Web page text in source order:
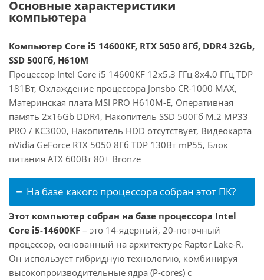
Основные характеристики
компьютера
Компьютер Core i5 14600KF, RTX 5050 8Гб, DDR4 32Gb,
SSD 500Гб, H610M
Процессор Intel Core i5 14600KF 12x5.3 ГГц 8x4.0 ГГц TDP
181Вт, Охлаждение процессора Jonsbo CR-1000 MAX,
Материнская плата MSI PRO H610M-E, Оперативная
память 2x16Gb DDR4, Накопитель SSD 500Гб M.2 MP33
PRO / KC3000, Накопитель HDD отсутствует, Видеокарта
nVidia GeForce RTX 5050 8Гб TDP 130Вт mP55, Блок
питания ATX 600Вт 80+ Bronze
На базе какого процессора собран этот ПК?
Этот компьютер собран на базе процессора Intel
Core i5-14600KF – это 14-ядерный, 20-поточный
процессор, основанный на архитектуре Raptor Lake-R.
Он использует гибридную технологию, комбинируя
высокопроизводительные ядра (P-cores) с